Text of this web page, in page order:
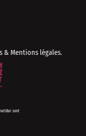
& Mentions légales.
sont